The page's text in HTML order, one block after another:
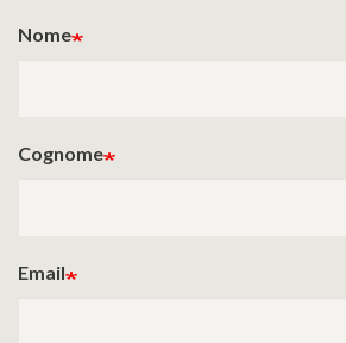
Nome
Cognome
Email